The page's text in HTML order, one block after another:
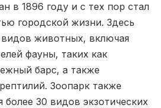
в 1896 году и с тех пор стал
городской жизни. Здесь
животных, включая
фауны, таких как
барс, а также
Зоопарк также
более 30 видов экзотических